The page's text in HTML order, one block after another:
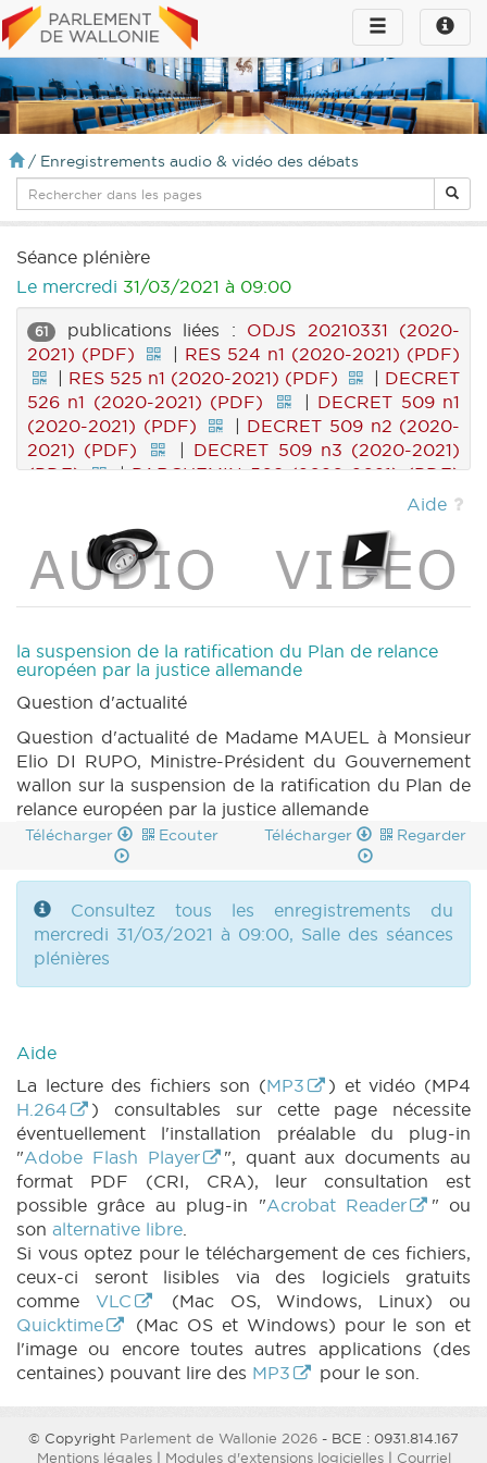
Toggle
infos
Toggle
navigation
/ Enregistrements audio & vidéo des débats
Séance plénière
Le mercredi 31/03/2021 à 09:00
61 publications liées : ODJS 20210331 (2020-
2021) (PDF)
| RES 524 n1 (2020-2021) (PDF)
| RES 525 n1 (2020-2021) (PDF) | DECRET
526 n1 (2020-2021) (PDF)
| DECRET 509 n1
(2020-2021) (PDF)
| DECRET 509 n2 (2020-
2021) (PDF)
| DECRET 509 n3 (2020-2021)
(PDF)
|PARCHEMIN 509 (2020-2021) (PDF)
|
DECRET 523 n3 (2020-2021) (PDF)
|
PARCHEMIN 523 (2020-2021) (PDF)
|
DECRET 483 n1 (2020-2021) (PDF)
|DECRET
(2020-2021) (PDF)
|PARCHEMIN 483 (2020-
2021) (PDF)
|DECRET 491 n1 (2020-2021)
|DECRET 491 n3 (2020-2021) (PDF)
DECRET 491 n4 (2020-2021) (PDF)
|DECRET
491 n5 (2020-2021) (PDF)
|DECRET 491 n6
(2020-2021) (PDF)
|PARCHEMIN 491 (2020-
2021) (PDF)
|DECRET 502 n1 (2020-2021)
(PDF)
| DECRET 502 n2 (2020-2021) (PDF)
DECRET 502 n3 (2020-2021) (PDF)
DECRET 502 n4 (2020-2021) (PDF)
|
PARCHEMIN 502 (2020-2021) (PDF)
|
DECRET 503 n1 (2020-2021) (PDF)
| DECRET
503 n2 (2020-2021) (PDF)
|
DECRET 504 n3 (2020-2021) (PDF)
DECRET 504 n4 (2020-2021) (PDF)
|
PARCHEMIN 504 (2020-2021) (PDF)
|RES
476 n1 (2020-2021) (PDF)
|RES 476 n2
(2020-2021) (PDF)
| RES 476 n3 (2020-2021)
(PDF)
| RES 482 n1 (2020-2021) (PDF)
|
RES 482 n2 (2020-2021) (PDF)
| MOTION 510
n1 (2020-2021) (PDF)
(2020-2021) (PDF)
|MOTION 511 n1 (2020-
2021) (PDF)
|MOTION 512 n1 (2020-2021)
(PDF)
|MOTION 513 n1 (2020-2021) (PDF)
|MOTION 513 n2 (2020-2021) (PDF)
|
MOTION 514 n1 (2020-2021) (PDF)
|MOTION
515 n1 (2020-2021) (PDF)
| MOTION 515 n2
(2020-2021) (PDF)
|MOTION 537 n1 (2020-
2021) (PDF)
|MOTION 538 n1 (2020-2021)
(PDF)
|MOTION 539 n1 (2020-2021) (PDF)
Aide
la suspension de la ratification du Plan de relance
européen par la justice allemande
Question d'actualité
Question d'actualité de Madame MAUEL à Monsieur
Elio DI RUPO, Ministre-Président du Gouvernement
wallon sur la suspension de la ratification du Plan de
relance européen par la justice allemande
Télécharger Ecouter Télécharger Regarder
Consultez tous les enregistrements du
mercredi 31/03/2021 à 09:00, Salle des séances
plénières
Aide
La lecture des fichiers son (MP3
) et vidéo (MP4
H.264
) consultables sur cette page nécessite
éventuellement l'installation préalable du plug-in
"Adobe Flash Player
", quant aux documents au
format PDF (CRI, CRA), leur consultation est
possible grâce au plug-in "Acrobat Reader
" ou
son alternative libre.
Si vous optez pour le téléchargement de ces fichiers,
ceux-ci seront lisibles via des logiciels gratuits
comme VLC
(Mac OS, Windows, Linux) ou
Quicktime
(Mac OS et Windows) pour le son et
l'image ou encore toutes autres applications (des
centaines) pouvant lire des MP3 pour le son.
© Copyright Parlement de Wallonie 2026 - BCE : 0931.814.167
Mentions légales| Modules d'extensions logicielles| Courriel